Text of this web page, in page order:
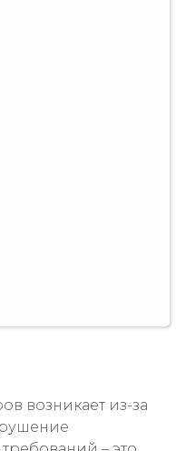
возникает из-за